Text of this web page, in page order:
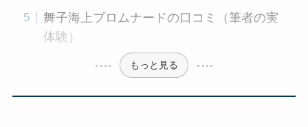
舞子海上プロムナードの口コミ（筆者の実
体験）
もっと見る